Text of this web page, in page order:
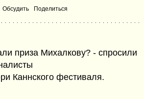
Обсудить Поделиться
приза Михалкову? - спросили
Каннского фестиваля.